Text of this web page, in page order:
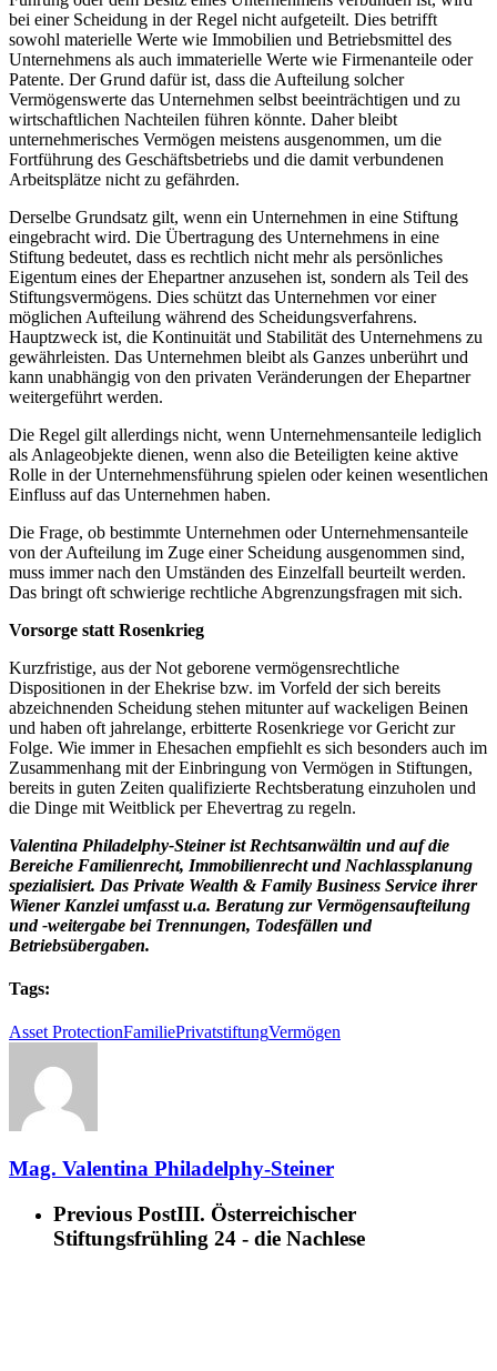
bei einer Scheidung in der Regel nicht aufgeteilt. Dies betrifft
sowohl materielle Werte wie Immobilien und Betriebsmittel des
Unternehmens als auch immaterielle Werte wie Firmenanteile oder
Patente. Der Grund dafür ist, dass die Aufteilung solcher
Vermögenswerte das Unternehmen selbst beeinträchtigen und zu
wirtschaftlichen Nachteilen führen könnte. Daher bleibt
unternehmerisches Vermögen meistens ausgenommen, um die
Fortführung des Geschäftsbetriebs und die damit verbundenen
Arbeitsplätze nicht zu gefährden.
Derselbe Grundsatz gilt, wenn ein Unternehmen in eine Stiftung
eingebracht wird. Die Übertragung des Unternehmens in eine
Stiftung bedeutet, dass es rechtlich nicht mehr als persönliches
Eigentum eines der Ehepartner anzusehen ist, sondern als Teil des
Stiftungsvermögens. Dies schützt das Unternehmen vor einer
möglichen Aufteilung während des Scheidungsverfahrens.
Hauptzweck ist, die Kontinuität und Stabilität des Unternehmens zu
gewährleisten. Das Unternehmen bleibt als Ganzes unberührt und
kann unabhängig von den privaten Veränderungen der Ehepartner
weitergeführt werden.
Die Regel gilt allerdings nicht, wenn Unternehmensanteile lediglich
als Anlageobjekte dienen, wenn also die Beteiligten keine aktive
Rolle in der Unternehmensführung spielen oder keinen wesentlichen
Einfluss auf das Unternehmen haben.
Die Frage, ob bestimmte Unternehmen oder Unternehmensanteile
von der Aufteilung im Zuge einer Scheidung ausgenommen sind,
muss immer nach den Umständen des Einzelfall beurteilt werden.
Das bringt oft schwierige rechtliche Abgrenzungsfragen mit sich.
Vorsorge statt Rosenkrieg
Kurzfristige, aus der Not geborene vermögensrechtliche
Dispositionen in der Ehekrise bzw. im Vorfeld der sich bereits
abzeichnenden Scheidung stehen mitunter auf wackeligen Beinen
und haben oft jahrelange, erbitterte Rosenkriege vor Gericht zur
Folge. Wie immer in Ehesachen empfiehlt es sich besonders auch im
Zusammenhang mit der Einbringung von Vermögen in Stiftungen,
bereits in guten Zeiten qualifizierte Rechtsberatung einzuholen und
die Dinge mit Weitblick per Ehevertrag zu regeln.
Valentina Philadelphy-Steiner ist Rechtsanwältin und auf die
Bereiche Familienrecht, Immobilienrecht und Nachlassplanung
spezialisiert. Das Private Wealth & Family Business Service ihrer
Wiener Kanzlei umfasst u.a. Beratung zur Vermögensaufteilung
und -weitergabe bei Trennungen, Todesfällen und
Betriebsübergaben.
Tags:
Asset ProtectionFamiliePrivatstiftungVermögen
Mag. Valentina Philadelphy-Steiner
Previous PostIII. Österreichischer
Stiftungsfrühling 24 - die Nachlese